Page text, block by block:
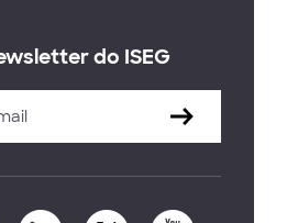
do ISEG